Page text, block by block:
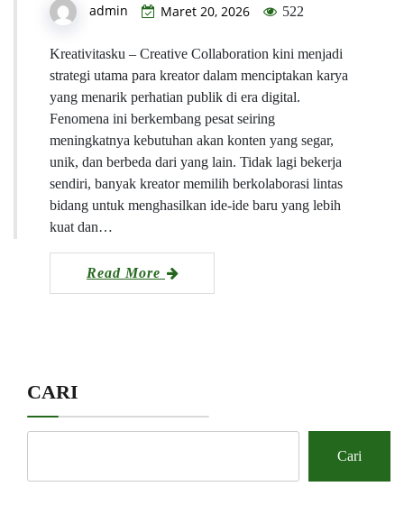
admin Maret 20, 2026 522
Kreativitasku – Creative Collaboration kini menjadi
strategi utama para kreator dalam menciptakan karya
yang menarik perhatian publik di era digital.
Fenomena ini berkembang pesat seiring
meningkatnya kebutuhan akan konten yang segar,
unik, dan berbeda dari yang lain. Tidak lagi bekerja
sendiri, banyak kreator memilih berkolaborasi lintas
bidang untuk menghasilkan ide-ide baru yang lebih
kuat dan…
Read More
CARI
Cari